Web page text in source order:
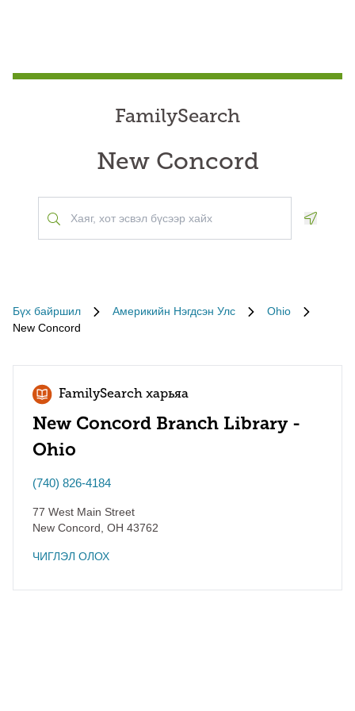
FamilySearch
New Concord
Бүх байршил Америкийн Нэгдсэн Улс
Ohio
New Concord
FamilySearch харьяа
New Concord Branch Library -
Ohio
(740) 826-4184
77 West Main Street
New Concord OH 43762
ЧИГЛЭЛ ОЛОХ